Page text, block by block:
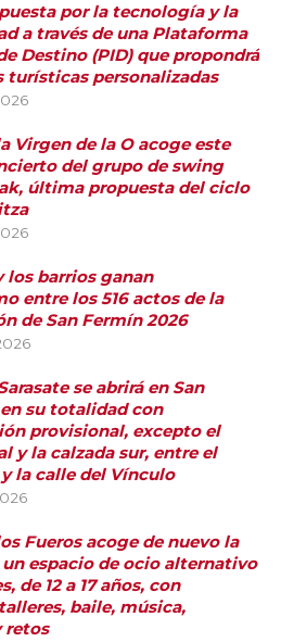
por la tecnología y la
a través de una Plataforma
Destino (PID) que propondrá
turísticas personalizadas
Virgen de la O acoge este
del grupo de swing
última propuesta del ciclo
los barrios ganan
entre los 516 actos de la
de San Fermín 2026
se abrirá en San
su totalidad con
provisional, excepto el
y la calzada sur, entre el
la calle del Vínculo
Fueros acoge de nuevo la
un espacio de ocio alternativo
de 12 a 17 años, con
baile, música,
retos